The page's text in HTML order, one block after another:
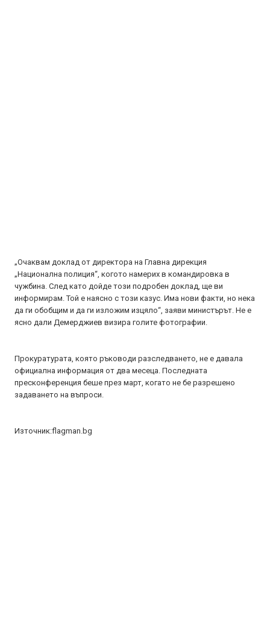
„Очаквам доклад от директора на Главна дирекция
„Национална полиция“, когото намерих в командировка в
чужбина. След като дойде този подробен доклад, ще ви
информирам. Той е наясно с този казус. Има нови факти, но нека
да ги обобщим и да ги изложим изцяло“, заяви министърът. Не е
ясно дали Демерджиев визира голите фотографии.
Прокуратурата, която ръководи разследването, не е давала
официална информация от два месеца. Последната
пресконференция беше през март, когато не бе разрешено
задаването на въпроси.
Източник:flagman.bg